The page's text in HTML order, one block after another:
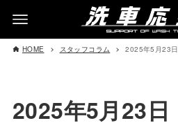
HOME スタッフコラム 2025年5月23日
2025年5月23日